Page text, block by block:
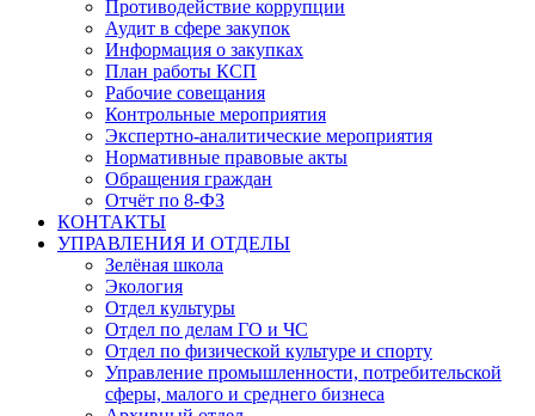
Противодействие коррупции
Аудит в сфере закупок
Информация о закупках
План работы КСП
Рабочие совещания
Контрольные мероприятия
Экспертно-аналитические мероприятия
Нормативные правовые акты
Обращения граждан
Отчёт по 8-ФЗ
КОНТАКТЫ
УПРАВЛЕНИЯ И ОТДЕЛЫ
Зелёная школа
Экология
Отдел культуры
Отдел по делам ГО и ЧС
Отдел по физической культуре и спорту
Управление промышленности, потребительской
сферы, малого и среднего бизнеса